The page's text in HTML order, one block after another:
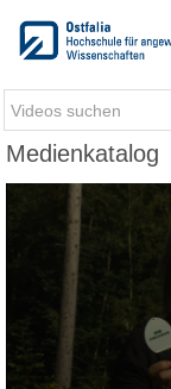
Medienkatalog